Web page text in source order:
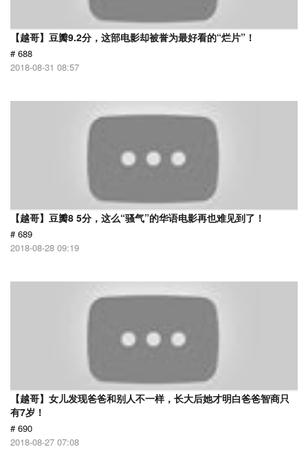
【越哥】豆瓣9.2分，这部电影却被誉为最好看的“烂片”！
# 688
2018-08-31 08:57
【越哥】豆瓣8 5分，这么“骚气”的华语电影再也难见到了！
# 689
2018-08-28 09:19
【越哥】女儿发现爸爸和别人不一样，长大后她才明白爸爸智商只
有7岁！
# 690
2018-08-27 07:08